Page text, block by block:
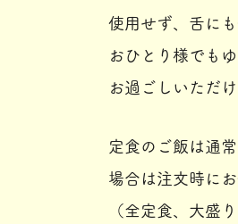
使用せず、舌に
おひとり様でも
お過ごしいただ
定食のご飯は通
場合は注文時に
（全定食、大盛